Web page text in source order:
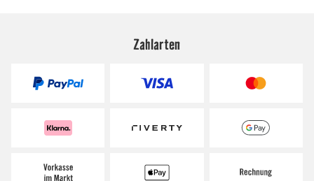
Zahlarten